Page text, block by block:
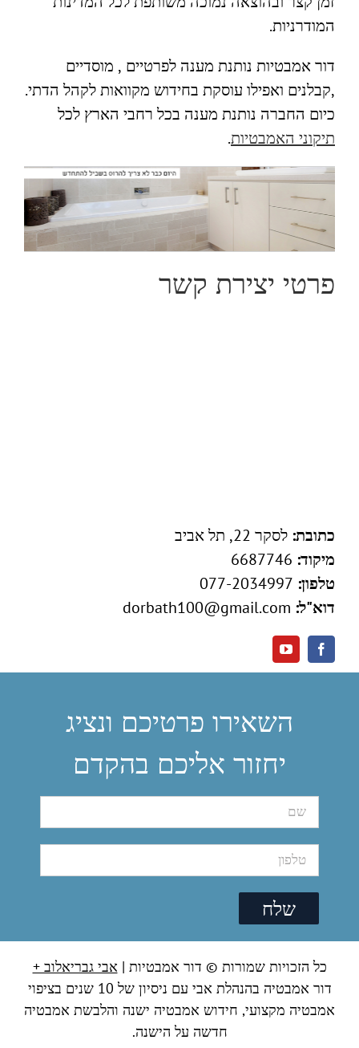
המודרניות.
דור אמבטיות נותנת מענה לפרטיים , מוסדיים
,קבלנים ואפילו עוסקת בחידוש מקוואות לקהל הדתי.
כיום החברה נותנת מענה בכל רחבי הארץ לכל
תיקוני האמבטיות.
פרטי יצירת קשר
כתובת: לסקר 22, תל אביב
מיקוד:
טלפון: 077-2034997
דוא"ל:
השאירו פרטיכם ונציג
יחזור אליכם בהקדם
כל הזכויות שמורות © דור אמבטיות | אבי גבריאלוב +
דור אמבטיה בהנהלת אבי עם ניסיון של 10 שנים בציפוי
אמבטיה מקצועי, חידוש אמבטיה ישנה והלבשת אמבטיה
חדשה על הישנה.